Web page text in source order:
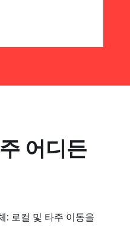
어디든
: 로컬 및 타주 이동을